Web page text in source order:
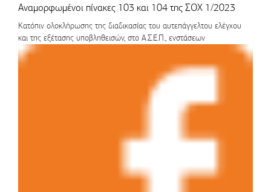
Αναμορφωμένοι πίνακες 103 και 104 της ΣΟΧ 1/2023
Κατόπιν ολοκλήρωσης της διαδικασίας του αυτεπάγγελτου ελέγχου
και της εξέτασης υποβληθεισών, στο Α.Σ.Ε.Π., ενστάσεων